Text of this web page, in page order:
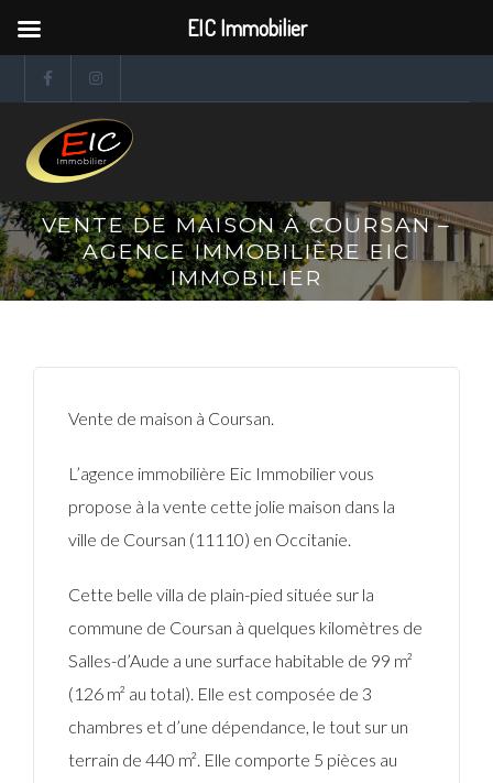
VENTE DE MAISON À COURSAN –
AGENCE IMMOBILIÈRE EIC
IMMOBILIER
Vente de maison à Coursan.
L’agence immobilière Eic Immobilier vous
propose à la vente cette jolie maison dans la
ville de Coursan (11110) en Occitanie.
Cette belle villa de plain-pied située sur la
commune de Coursan à quelques kilomètres de
Salles-d’Aude a une surface habitable de 99 m²
(126 m² au total). Elle est composée de 3
chambres et d’une dépendance, le tout sur un
terrain de 440 m². Elle comporte 5 pièces au
EIC Immobilier